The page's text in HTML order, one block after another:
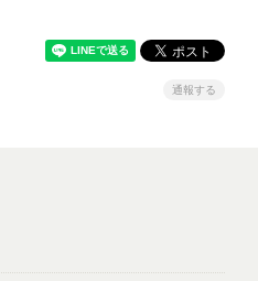
通報する